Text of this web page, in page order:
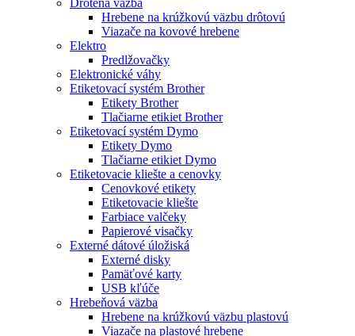
Drôtená väzba
Hrebene na krúžkovú väzbu drôtovú
Viazače na kovové hrebene
Elektro
Predlžovačky
Elektronické váhy
Etiketovací systém Brother
Etikety Brother
Tlačiarne etikiet Brother
Etiketovací systém Dymo
Etikety Dymo
Tlačiarne etikiet Dymo
Etiketovacie kliešte a cenovky
Cenovkové etikety
Etiketovacie kliešte
Farbiace valčeky
Papierové visačky
Externé dátové úložiská
Externé disky
Pamäťové karty
USB kľúče
Hrebeňová väzba
Hrebene na krúžkovú väzbu plastovú
Viazače na plastové hrebene